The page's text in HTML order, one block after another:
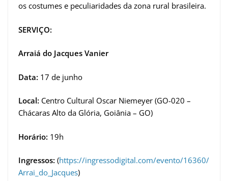
os costumes e peculiaridades da zona rural brasileira.
SERVIÇO:
Arraiá do Jacques Vanier
Data: 17 de junho
Local: Centro Cultural Oscar Niemeyer (GO-020 –
Chácaras Alto da Glória, Goiânia – GO)
Horário: 19h
Ingressos: (https://ingressodigital.com/evento/16360/
Arrai_do_Jacques)